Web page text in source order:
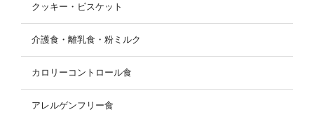
クッキー・ビスケット
介護食・離乳食・粉ミルク
カロリーコントロール食
アレルゲンフリー食